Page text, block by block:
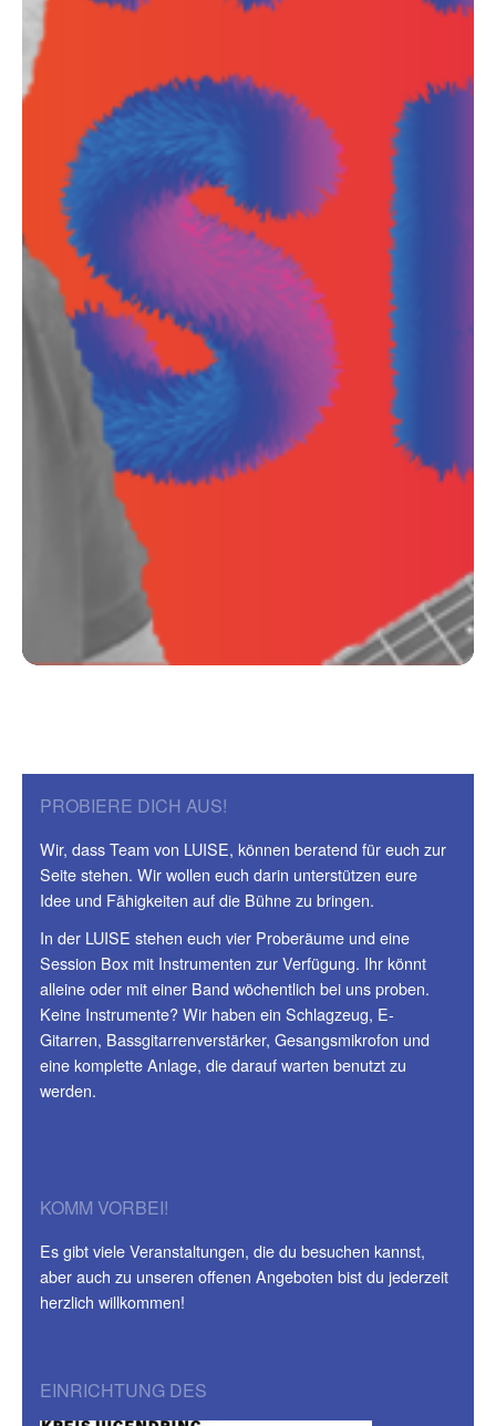
PROBIERE DICH AUS!
Wir, dass Team von LUISE, können beratend für euch zur
Seite stehen. Wir wollen euch darin unterstützen eure
Idee und Fähigkeiten auf die Bühne zu bringen.
In der LUISE stehen euch vier Proberäume und eine
Session Box mit Instrumenten zur Verfügung. Ihr könnt
alleine oder mit einer Band wöchentlich bei uns proben.
Keine Instrumente? Wir haben ein Schlagzeug, E-
Gitarren, Bassgitarrenverstärker, Gesangsmikrofon und
eine komplette Anlage, die darauf warten benutzt zu
werden.
KOMM VORBEI!
Es gibt viele Veranstaltungen, die du besuchen kannst,
aber auch zu unseren offenen Angeboten bist du jederzeit
herzlich willkommen!
EINRICHTUNG DES